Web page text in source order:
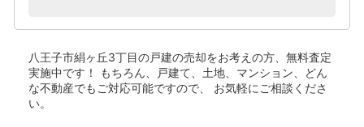
八王子市絹ヶ丘3丁目の戸建の売却をお考えの方、無料査定
実施中です！
もちろん、戸建て、土地、マンション、どん
な不動産でもご対応可能ですので、 お気軽にご相談くださ
い。